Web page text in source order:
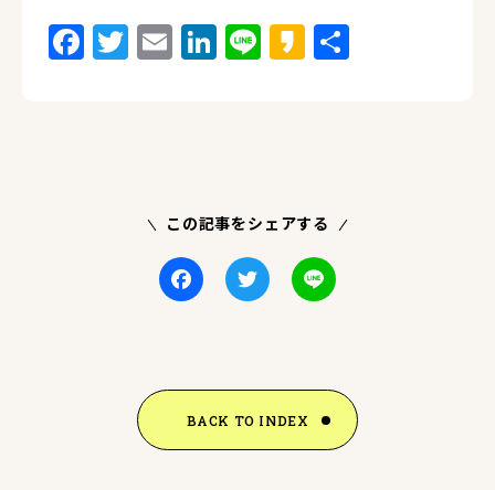
Facebook
Twitter
EmailLinkedIn
LineKakao
この記事をシェアする
FacebookTwitter
BACK TO INDEX